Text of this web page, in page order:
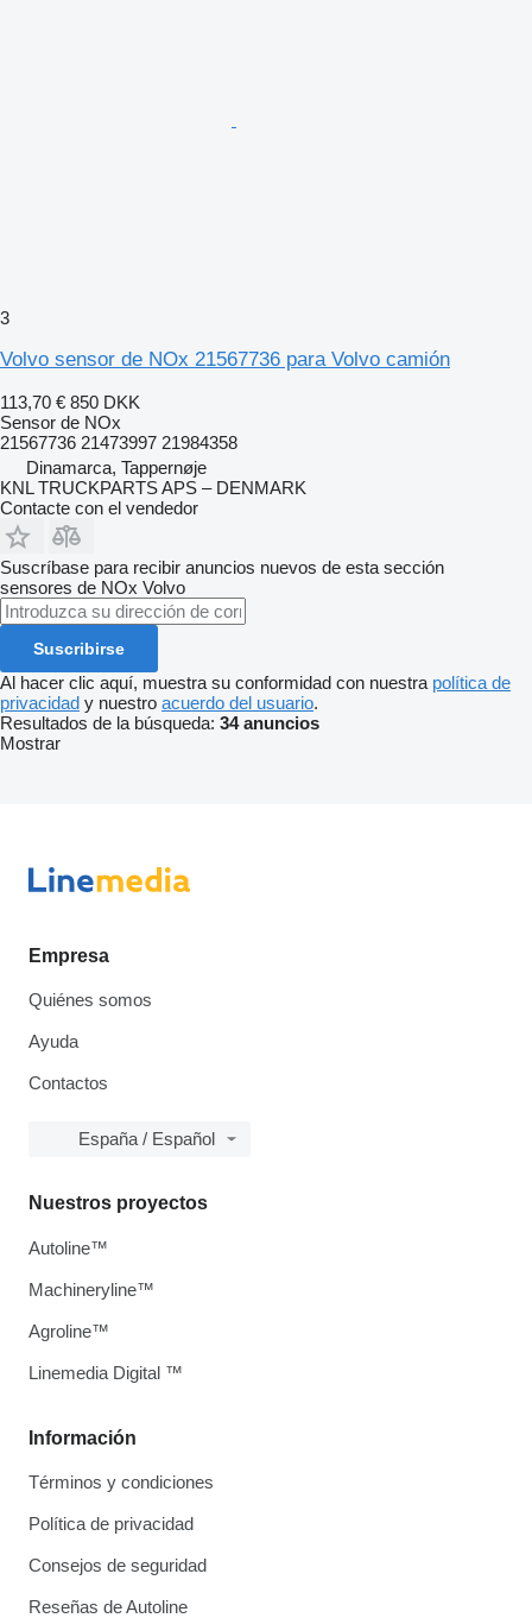
3
Volvo sensor de NOx 21567736 para Volvo camión
113,70 € 850 DKK
Sensor de NOx
21567736 21473997 21984358
Dinamarca, Tappernøje
KNL TRUCKPARTS APS – DENMARK
Contacte con el vendedor
Suscríbase para recibir anuncios nuevos de esta sección
sensores de NOx Volvo
Suscribirse
Al hacer clic aquí, muestra su conformidad con nuestra política de
privacidad y nuestro acuerdo del usuario.
Resultados de la búsqueda: 34 anuncios
Mostrar
Empresa
Quiénes somos
Ayuda
Contactos
España / Español
Información
Términos y condiciones
Política de privacidad
Consejos de seguridad
Reseñas de Autoline
Nuestros proyectos
Autoline™
Machineryline™
Agroline™
Linemedia Digital ™